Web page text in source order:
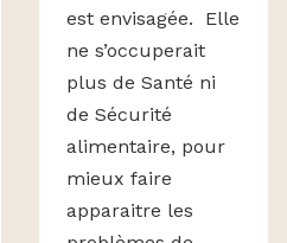
est envisagée. Elle
ne s’occuperait
plus de Santé ni
de Sécurité
alimentaire, pour
mieux faire
apparaitre les